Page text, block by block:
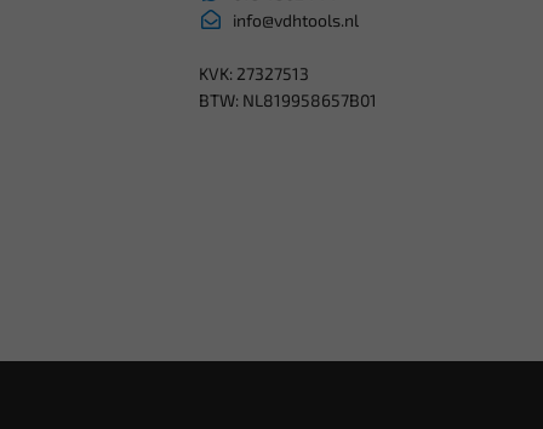
info@vdhtools.nl
KVK: 27327513
BTW: NL819958657B01